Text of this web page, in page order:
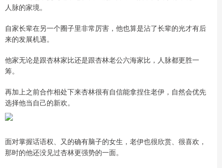
人脉的家境。
自家长辈在另一个圈子里非常厉害，他也算是沾了长辈的光才有后
来的发展机遇。
他家无论是跟杏林家比还是跟杏林老公六海家比，人脉都更胜一
筹。
再加上之前合作相处下来杏林很有自信能拿捏住老伊，自然会优先
选择他当自己的新欢。
面对掌握话语权、又的确有脑子的女生，老伊也很欣赏、很喜欢，
那时的他还没见过杏林更强势的一面。